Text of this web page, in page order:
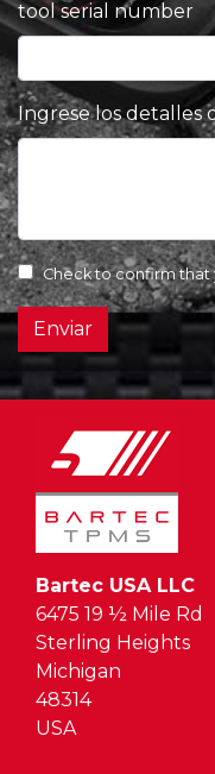
tool serial number
Ingrese los detalles
Check to confirm that
Enviar
Bartec USA LLC
6475 19 ½ Mile Rd
Sterling Heights
Michigan
48314
USA